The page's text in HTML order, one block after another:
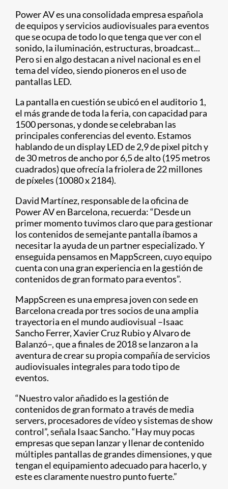
Power AV es una consolidada empresa española
de equipos y servicios audiovisuales para eventos
que se ocupa de todo lo que tenga que ver con el
sonido, la iluminación, estructuras, broadcast...
Pero si en algo destacan a nivel nacional es en el
tema del vídeo, siendo pioneros en el uso de
pantallas LED.
La pantalla en cuestión se ubicó en el auditorio 1,
el más grande de toda la feria, con capacidad para
1500 personas, y donde se celebraban las
principales conferencias del evento. Estamos
hablando de un display LED de 2,9 de pixel pitch y
de 30 metros de ancho por 6,5 de alto (195 metros
cuadrados) que ofrecía la friolera de 22 millones
de píxeles (10080 x 2184).
David Martínez, responsable de la oficina de
Power AV en Barcelona, recuerda: “Desde un
primer momento tuvimos claro que para gestionar
los contenidos de semejante pantalla íbamos a
necesitar la ayuda de un partner especializado. Y
enseguida pensamos en MappScreen, cuyo equipo
cuenta con una gran experiencia en la gestión de
contenidos de gran formato para eventos”.
MappScreen es una empresa joven con sede en
Barcelona creada por tres socios de una amplia
trayectoria en el mundo audiovisual –Isaac
Sancho Ferrer, Xavier Cruz Rubio y Alvaro de
Balanzó–, que a finales de 2018 se lanzaron a la
aventura de crear su propia compañía de servicios
audiovisuales integrales para todo tipo de
eventos.
“Nuestro valor añadido es la gestión de
contenidos de gran formato a través de media
servers, procesadores de vídeo y sistemas de show
control”, señala Isaac Sancho. “Hay muy pocas
empresas que sepan lanzar y llenar de contenido
múltiples pantallas de grandes dimensiones, y que
tengan el equipamiento adecuado para hacerlo, y
este es claramente nuestro punto fuerte.”